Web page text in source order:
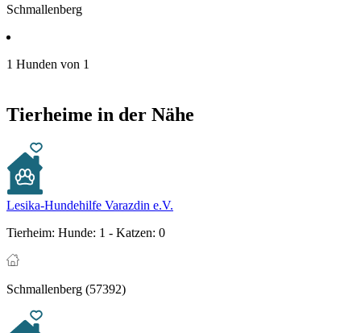
Schmallenberg
1 Hunden von 1
Tierheime in der Nähe
Lesika-Hundehilfe Varazdin e.V.
Tierheim: Hunde: 1 - Katzen: 0
Schmallenberg (57392)